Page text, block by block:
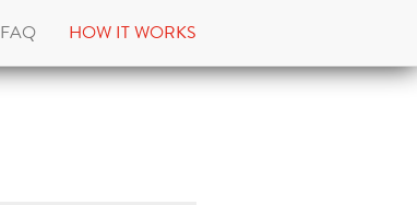
FAQ HOW IT WORKS